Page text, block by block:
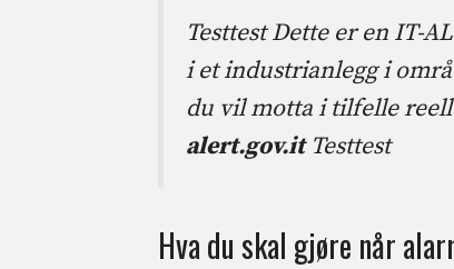
Testtest Dette er en IT-
i et industrianlegg i
du vil motta i tilfelle
alert.gov.itTesttest
Hva du skal gjøre når